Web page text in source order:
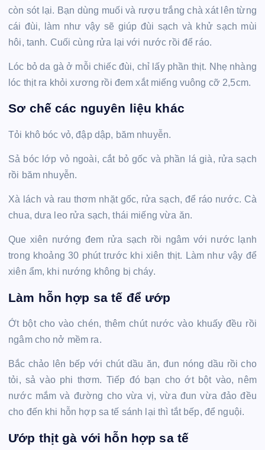
còn sót lại. Bạn dùng muối và rượu trắng chà xát lên từng
cái đùi, làm như vậy sẽ giúp đùi sạch và khử sạch mùi
hôi, tanh. Cuối cùng rửa lại với nước rồi để ráo.
Lóc bỏ da gà ở mỗi chiếc đùi, chỉ lấy phần thịt. Nhẹ nhàng
lóc thịt ra khỏi xương rồi đem xắt miếng vuông cỡ 2,5cm.
Sơ chế các nguyên liệu khác
Tỏi khô bóc vỏ, đập dập, băm nhuyễn.
Sả bóc lớp vỏ ngoài, cắt bỏ gốc và phần lá già, rửa sạch
rồi băm nhuyễn.
Xà lách và rau thơm nhặt gốc, rửa sạch, để ráo nước. Cà
chua, dưa leo rửa sạch, thái miếng vừa ăn.
Que xiên nướng đem rửa sạch rồi ngâm với nước lạnh
trong khoảng 30 phút trước khi xiên thịt. Làm như vậy để
xiên ẩm, khi nướng không bị cháy.
Làm hỗn hợp sa tế để ướp
Ớt bột cho vào chén, thêm chút nước vào khuấy đều rồi
ngâm cho nở mềm ra.
Bắc chảo lên bếp với chút dầu ăn, đun nóng dầu rồi cho
tỏi, sả vào phi thơm. Tiếp đó bạn cho ớt bột vào, nêm
nước mắm và đường cho vừa vị, vừa đun vừa đảo đều
cho đến khi hỗn hợp sa tế sánh lại thì tắt bếp, để nguội.
Ướp thịt gà với hỗn hợp sa tế